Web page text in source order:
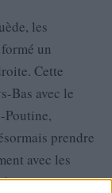
les
un
Cette
Bas avec le
Poutine,
prendre
avec les
sa